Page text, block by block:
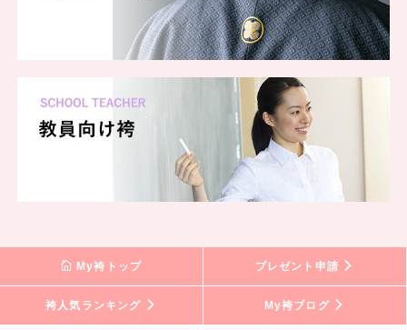
My袴トップ プレゼント申請
袴人気ランキング My袴ブログ